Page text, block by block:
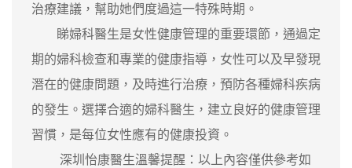
治療建議，幫助她們度過這一特殊時期。
睇婦科醫生是女性健康管理的重要環節，通過定
期的婦科檢查和專業的健康指導，女性可以及早發現
潛在的健康問題，及時進行治療，預防各種婦科疾病
的發生。選擇合適的婦科醫生，建立良好的健康管理
習慣，是每位女性應有的健康投資。
深圳怡康醫生溫馨提醒：以上內容僅供參考如